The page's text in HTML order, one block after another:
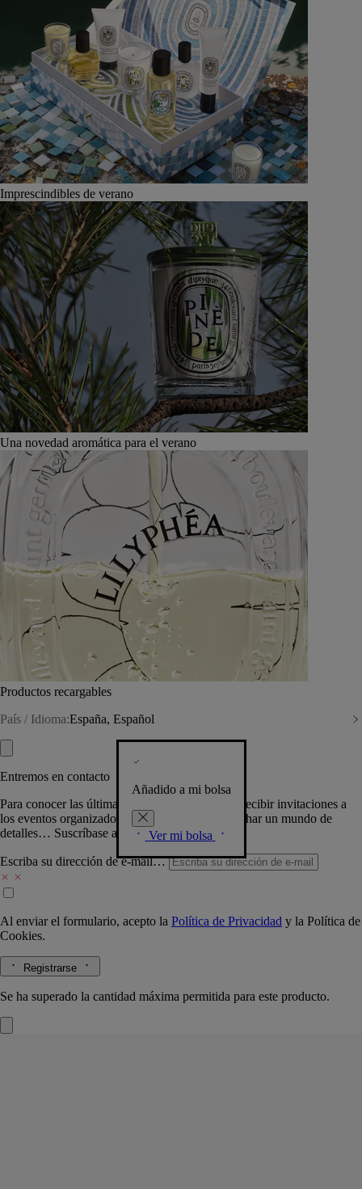
Imprescindibles de verano
Una novedad aromática para el verano
Productos recargables
País / Idioma:España, Español
Añadido a mi bolsa
Ver mi bolsa
Entremos en contacto
Para conocer las últimas creaciones de la Casa, recibir invitaciones a
los eventos organizados por Diptyque y aprovechar un mundo de
detalles… Suscríbase a nuestra newsletter.
Escriba su dirección de e-mail…
Al enviar el formulario, acepto la Política de Privacidad y la Política de
Cookies.
Registrarse
Se ha superado la cantidad máxima permitida para este producto.